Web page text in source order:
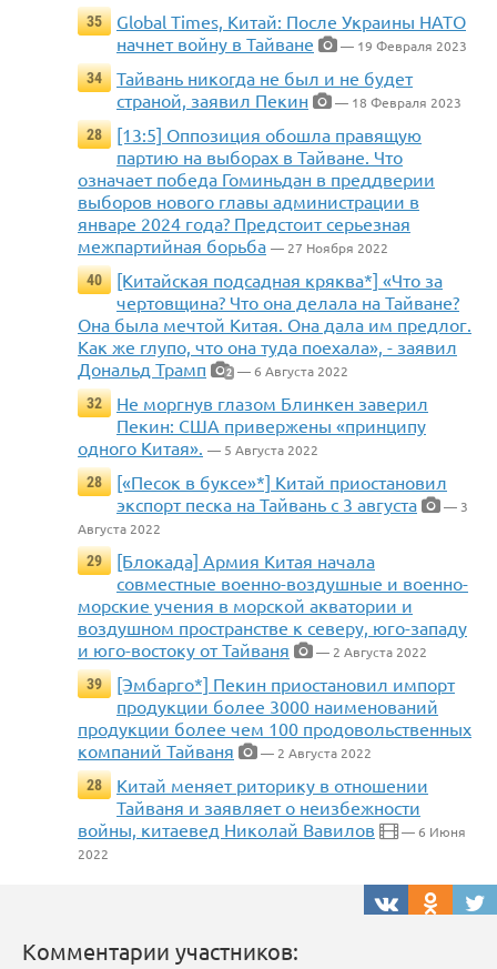
35
Global Times, Китай: После Украины НАТО
начнет войну в Тайване
— 19 Февраля 2023
34
Тайвань никогда не был и не будет
страной, заявил Пекин
— 18 Февраля 2023
28
[13:5] Оппозиция обошла правящую
партию на выборах в Тайване. Что
означает победа Гоминьдан в преддверии
выборов нового главы администрации в
январе 2024 года? Предстоит серьезная
межпартийная борьба — 27 Ноября 2022
40
[Китайская подсадная кряква*] «Что за
чертовщина? Что она делала на Тайване?
Она была мечтой Китая. Она дала им предлог.
Как же глупо, что она туда поехала», - заявил
Дональд Трамп
2 — 6 Августа 2022
32
Не моргнув глазом Блинкен заверил
Пекин: США привержены «принципу
одного Китая». — 5 Августа 2022
28
[«Песок в буксе»*] Китай приостановил
экспорт песка на Тайвань с 3 августа
— 3
Августа 2022
29
[Блокада] Армия Китая начала
совместные военно-воздушные и военно-
морские учения в морской акватории и
воздушном пространстве к северу, юго-западу
и юго-востоку от Тайваня
— 2 Августа 2022
39
[Эмбарго*] Пекин приостановил импорт
продукции более 3000 наименований
продукции более чем 100 продовольственных
компаний Тайваня
— 2 Августа 2022
28
Китай меняет риторику в отношении
Тайваня и заявляет о неизбежности
войны, китаевед Николай Вавилов
— 6 Июня
2022
Комментарии участников: